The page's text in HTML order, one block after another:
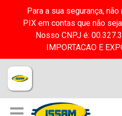
Para a sua segurança,
PIX em contas que não
Nosso CNPJ é:
IMPORTACAO E